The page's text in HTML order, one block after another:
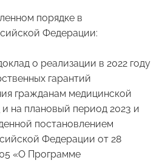
порядке в
Федерации:
о реализации в 2022 году
гарантий
гражданам медицинской
на плановый период 2023 и
постановлением
Федерации от 28
«О Программе